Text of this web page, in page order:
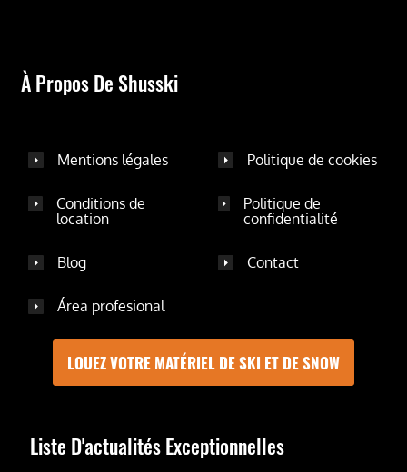
À Propos De Shusski
Mentions légales Politique de cookies
Conditions de
location
Politique de
confidentialité
Blog Contact
Área profesional
LOUEZ VOTRE MATÉRIEL DE SKI ET DE SNOW
Liste D'actualités Exceptionnelles